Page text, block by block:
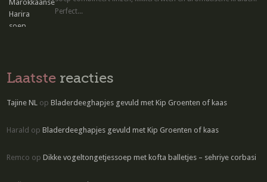
Perfect...
Laatste reacties
Tajine NL opBladerdeeghapjes gevuld met Kip Groenten of kaas
Harald opBladerdeeghapjes gevuld met Kip Groenten of kaas
Remco opDikke vogeltongetjessoep met kofta balletjes – sehriye corbasi